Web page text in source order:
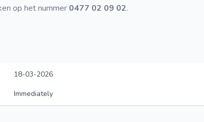
op het nummer 0477 02 09 02.
18-03-2026
Immediately